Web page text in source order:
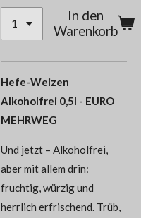
In den
Warenkorb
Hefe-Weizen
Alkoholfrei 0,5l - EURO
MEHRWEG
Und jetzt – Alkoholfrei,
aber mit allem drin:
fruchtig, würzig und
herrlich erfrischend. Trüb,